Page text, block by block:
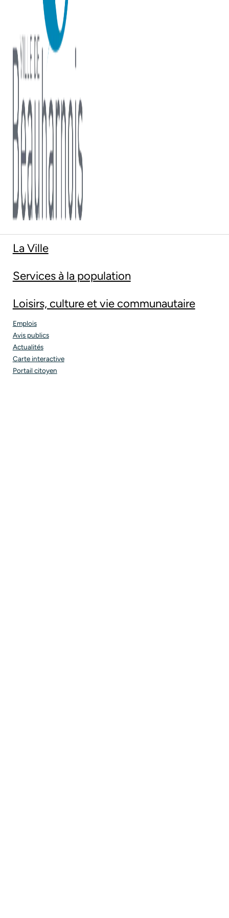
La Ville
Services à la population
Loisirs, culture et vie communautaire
Emplois
Avis publics
Actualités
Carte interactive
Portail citoyen